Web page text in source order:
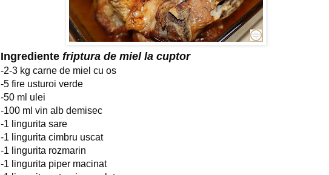
Ingrediente friptura de miel la cuptor
-2-3 kg carne de miel cu os
-5 fire usturoi verde
-50 ml ulei
-100 ml vin alb demisec
-1 lingurita sare
-1 lingurita cimbru uscat
-1 lingurita rozmarin
-1 lingurita piper macinat